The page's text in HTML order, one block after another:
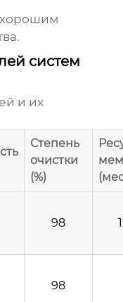
хорошим
систем
и их
Степень
очистки
(%)
98
98